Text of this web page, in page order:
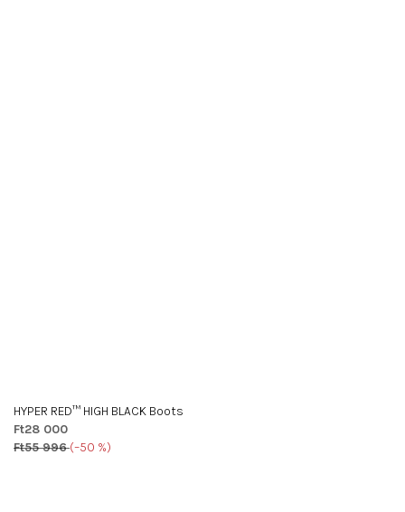
HYPER RED™ HIGH BLACK Boots
Ft28 000
Ft55 996 (–50 %)